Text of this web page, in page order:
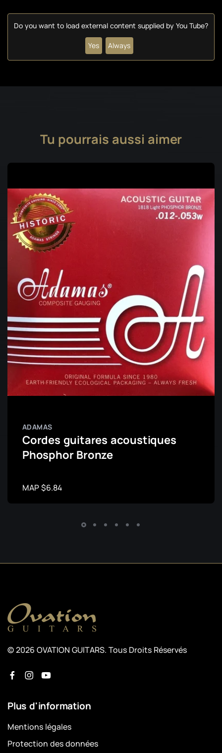
Do you want to load external content supplied by You Tube?
Yes Always
Tu pourrais aussi aimer
ADAMAS
Cordes guitares acoustiques
Phosphor Bronze
MAP $6.84
© 2026 OVATION GUITARS. Tous Droits Réservés
Plus d'information
Mentions légales
Protection des données